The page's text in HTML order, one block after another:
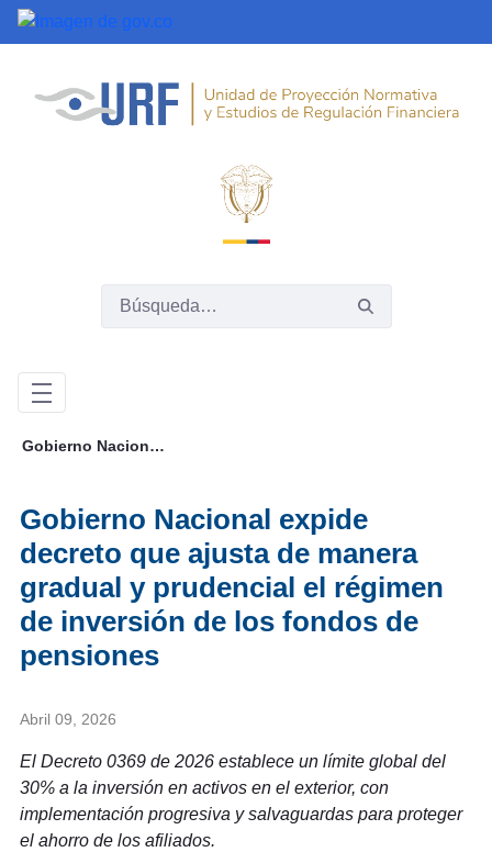
Saltar al contenido principal
Gobierno Nacional expide decreto que ajusta de manera gradual y prudencial el régimen de inversión de los fondos de pensiones
Gobierno Nacional expide
decreto que ajusta de manera
gradual y prudencial el régimen
de inversión de los fondos de
pensiones
Abril 09, 2026
El Decreto 0369 de 2026 establece un límite global del
30% a la inversión en activos en el exterior, con
implementación progresiva y salvaguardas para proteger
el ahorro de los afiliados.